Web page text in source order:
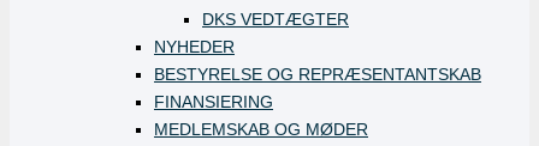
DKS VEDTÆGTER
NYHEDER
BESTYRELSE OG REPRÆSENTANTSKAB
FINANSIERING
MEDLEMSKAB OG MØDER